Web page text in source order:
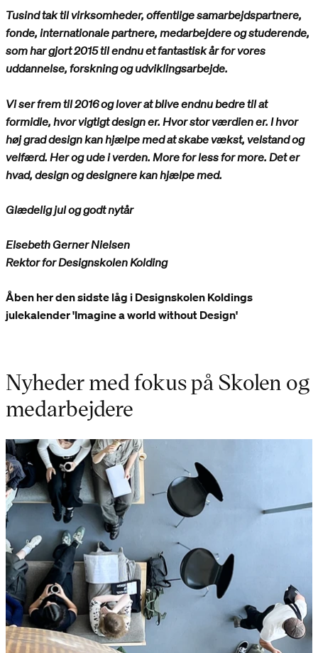
Tusind tak til virksomheder, offentlige samarbejdspartnere,
fonde, internationale partnere, medarbejdere og studerende,
som har gjort 2015 til endnu et fantastisk år for vores
uddannelse, forskning og udviklingsarbejde.
Vi ser frem til 2016 og lover at blive endnu bedre til at
formidle, hvor vigtigt design er. Hvor stor værdien er. I hvor
høj grad design kan hjælpe med at skabe vækst, velstand og
velfærd. Her og ude i verden. More for less for more. Det er
hvad, design og designere kan hjælpe med.
Glædelig jul og godt nytår
Elsebeth Gerner Nielsen
Rektor for Designskolen Kolding
Åben her den sidste låg i Designskolen Koldings
julekalender 'Imagine a world without Design'
Nyheder med fokus på Skolen og
medarbejdere